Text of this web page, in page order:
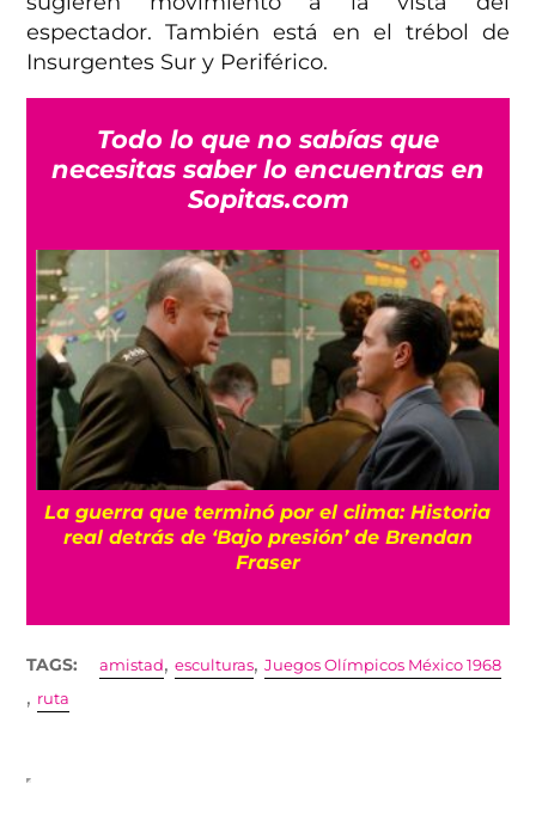
espectador. También está en el trébol de
Insurgentes Sur y Periférico.
Todo lo que no sabías que
necesitas saber lo encuentras en
Sopitas.com
Conoce a Gelato, el gato que logró volver a
caminar gracias a una silla de ruedas de
juguetes
TAGS: amistad,esculturas,Juegos Olímpicos México 1968
, ruta